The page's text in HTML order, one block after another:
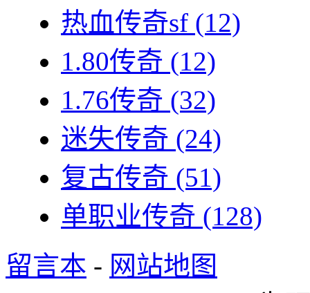
热血传奇sf (12)
1.80传奇 (12)
1.76传奇 (32)
迷失传奇 (24)
复古传奇 (51)
单职业传奇 (128)
留言本 - 网站地图